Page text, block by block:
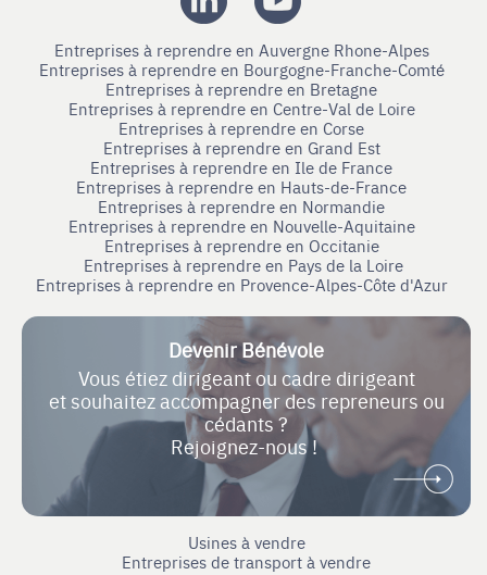
Entreprises à reprendre en Auvergne Rhone-Alpes
Entreprises à reprendre en Bourgogne-Franche-Comté
Entreprises à reprendre en Bretagne
Entreprises à reprendre en Centre-Val de Loire
Entreprises à reprendre en Corse
Entreprises à reprendre en Grand Est
Entreprises à reprendre en Ile de France
Entreprises à reprendre en Hauts-de-France
Entreprises à reprendre en Normandie
Entreprises à reprendre en Nouvelle-Aquitaine
Entreprises à reprendre en Occitanie
Entreprises à reprendre en Pays de la Loire
Entreprises à reprendre en Provence-Alpes-Côte d'Azur
Devenir Bénévole
Vous étiez dirigeant ou cadre dirigeant
et souhaitez accompagner des repreneurs ou
cédants ?
Rejoignez-nous !
Usines à vendre
Entreprises de transport à vendre